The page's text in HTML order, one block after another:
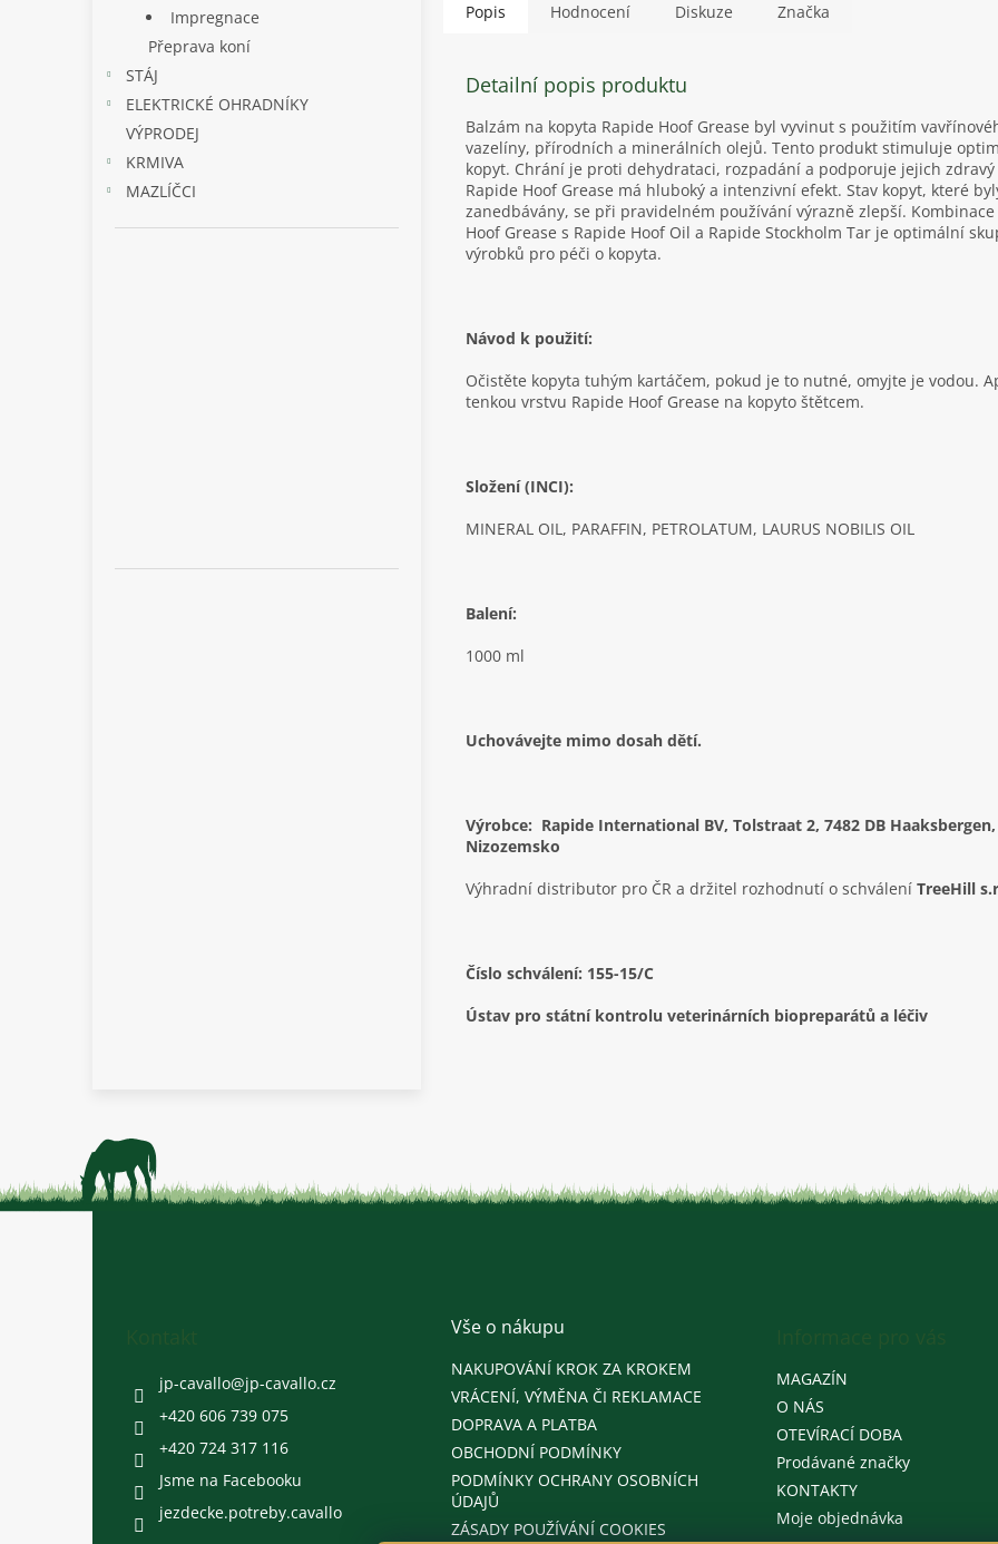
Impregnace
Přeprava koní
STÁJ
ELEKTRICKÉ OHRADNÍKY
VÝPRODEJ
KRMIVA
MAZLÍČCI
Popis Hodnocení Diskuze Značka
Detailní popis produktu
Balzám na kopyta Rapide Hoof Grease byl vyvinut s použitím
vazelíny, přírodních a minerálních olejů. Tento produkt stimuluje
kopyt. Chrání je proti dehydrataci, rozpadání a podporuje jejich
Rapide Hoof Grease má hluboký a intenzivní efekt. Stav kopyt, které
zanedbávány, se při pravidelném používání výrazně zlepší.
Hoof Grease s Rapide Hoof Oil a Rapide Stockholm Tar je optimální
výrobků pro péči o kopyta.
Návod k použití:
Očistěte kopyta tuhým kartáčem, pokud je to nutné, omyjte je vodou.
tenkou vrstvu Rapide Hoof Grease na kopyto štětcem.
Složení (INCI):
MINERAL OIL, PARAFFIN, PETROLATUM, LAURUS NOBILIS OIL
Balení:
1000 ml
Uchovávejte mimo dosah dětí.
Výrobce: Rapide International BV, Tolstraat 2, 7482 DB Haaksbergen,
Nizozemsko
Výhradní distributor pro ČR a držitel rozhodnutí o schválení TreeHill
Číslo schválení: 155-15/C
Ústav pro státní kontrolu veterinárních biopreparátů a léčiv
Z
jp-cavallo@jp-cavallo.cz
+420 606 739 075
+420 724 317 116
Jsme na Facebooku
jezdecke.potreby.cavallo
Vše o nákupu
NAKUPOVÁNÍ KROK ZA KROKEM
VRÁCENÍ, VÝMĚNA ČI REKLAMACE
DOPRAVA A PLATBA
OBCHODNÍ PODMÍNKY
PODMÍNKY OCHRANY OSOBNÍCH
ÚDAJŮ
ZÁSADY POUŽÍVÁNÍ COOKIES
MAGAZÍN
O NÁS
OTEVÍRACÍ DOBA
Prodávané značky
KONTAKTY
Moje objednávka